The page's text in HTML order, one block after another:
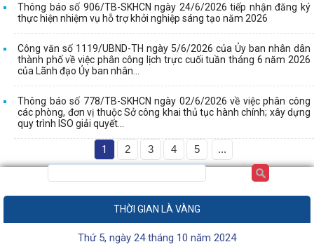
Thông báo số 906/TB-SKHCN ngày 24/6/2026 tiếp nhận đăng ký
thực hiện nhiệm vụ hỗ trợ khởi nghiệp sáng tạo năm 2026
Công văn số 1119/UBND-TH ngày 5/6/2026 của Ủy ban nhân dân
thành phố về việc phân công lịch trực cuối tuần tháng 6 năm 2026
của Lãnh đạo Ủy ban nhân...
Thông báo số 778/TB-SKHCN ngày 02/6/2026 về việc phân công
các phòng, đơn vị thuộc Sở công khai thủ tục hành chính; xây dựng
quy trình ISO giải quyết...
1 2 3 4 5 ...
THỜI GIAN LÀ VÀNG
Thứ 5, ngày 24 tháng 10 năm 2024